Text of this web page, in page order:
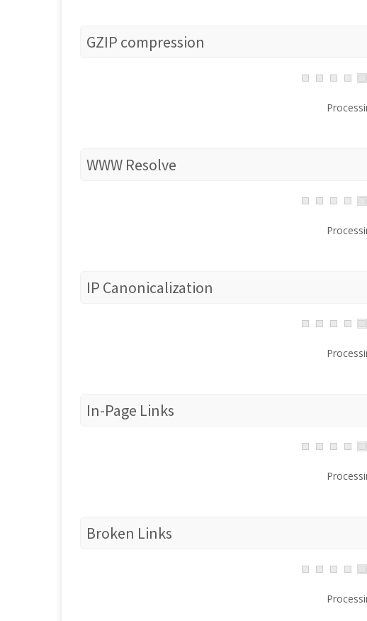
GZIP compression
WWW Resolve
IP Canonicalization
In-Page Links
Broken Links